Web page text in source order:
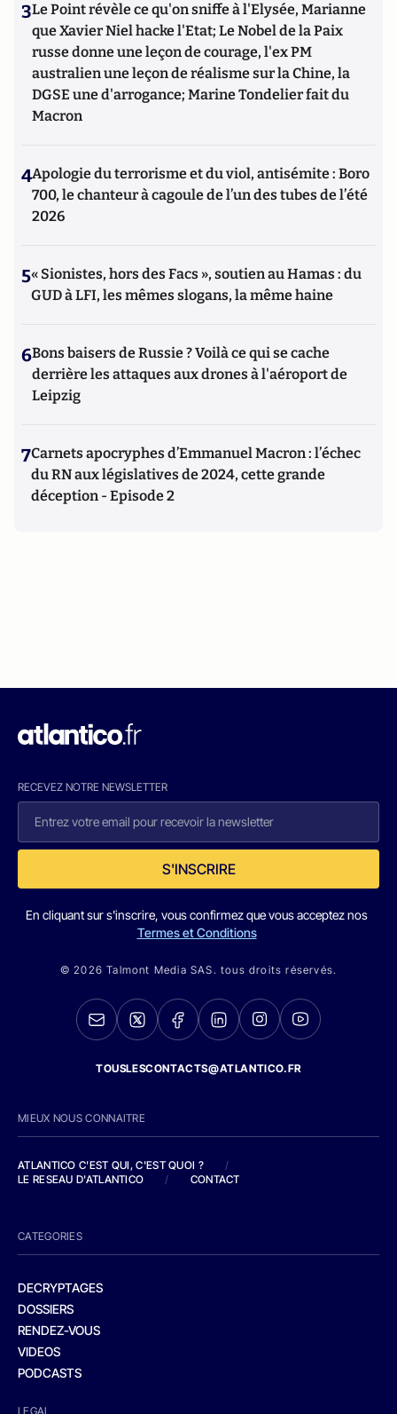
3Le Point révèle ce qu'on sniffe à l'Elysée, Marianne
que Xavier Niel hacke l'Etat; Le Nobel de la Paix
russe donne une leçon de courage, l'ex PM
australien une leçon de réalisme sur la Chine, la
DGSE une d'arrogance; Marine Tondelier fait du
Macron
4Apologie du terrorisme et du viol, antisémite : Boro
700, le chanteur à cagoule de l’un des tubes de l’été
2026
5« Sionistes, hors des Facs », soutien au Hamas : du
GUD à LFI, les mêmes slogans, la même haine
6Bons baisers de Russie ? Voilà ce qui se cache
derrière les attaques aux drones à l'aéroport de
Leipzig
7Carnets apocryphes d’Emmanuel Macron : l’échec
du RN aux législatives de 2024, cette grande
déception - Episode 2
RECEVEZ NOTRE NEWSLETTER
S'INSCRIRE
En cliquant sur s'inscrire, vous confirmez que vous acceptez nos
Termes et Conditions
© 2026 Talmont Media SAS. tous droits réservés.
TOUSLESCONTACTS@ATLANTICO.FR
MIEUX NOUS CONNAITRE
ATLANTICO C'EST QUI, C'EST QUOI ?
/
LE RESEAU D'ATLANTICO
/ CONTACT
CATEGORIES
DECRYPTAGES
DOSSIERS
RENDEZ-VOUS
VIDEOS
PODCASTS
LEGAL